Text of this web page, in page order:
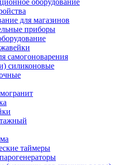
оборудование
для магазинов
приборы
самогоноварения
силиконовые
таймеры